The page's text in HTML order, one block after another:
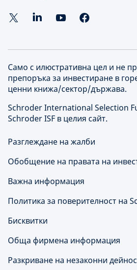
Само с илюстративна цел и не
препоръка за инвестиране в
ценни книжа/сектор/държава.
Schroder International Selection
Schroder ISF в целия сайт.
Разглеждане на жалби
Обобщение на правата на
Важна информация
Политика за поверителност на
Бисквитки
Обща фирмена информация
Разкриване на незаконни